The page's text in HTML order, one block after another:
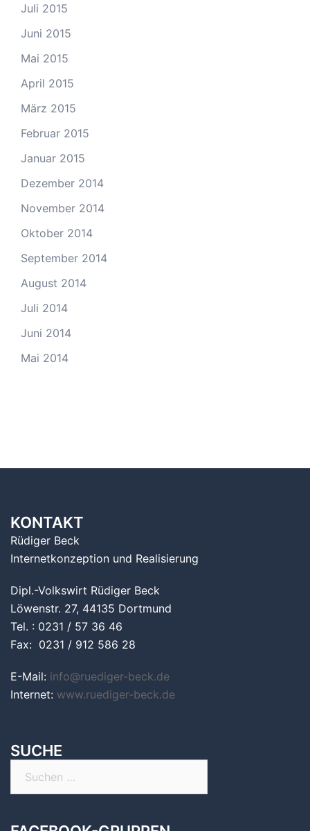
Juli 2015
Juni 2015
Mai 2015
April 2015
März 2015
Februar 2015
Januar 2015
Dezember 2014
November 2014
Oktober 2014
September 2014
August 2014
Juli 2014
Juni 2014
Mai 2014
KONTAKT
Rüdiger Beck
Internetkonzeption und Realisierung
Dipl.-Volkswirt Rüdiger Beck
Löwenstr. 27, 44135 Dortmund
Tel. : 0231 / 57 36 46
Fax: 0231 / 912 586 28
E-Mail: info@ruediger-beck.de
Internet: www.ruediger-beck.de
SUCHE